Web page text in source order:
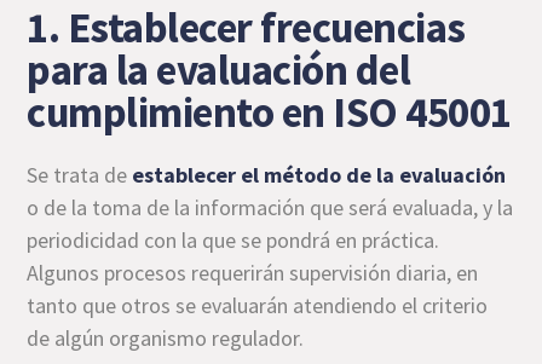
1. Establecer frecuencias
para la evaluación del
cumplimiento en ISO 45001
Se trata de establecer el método de la evaluación
o de la toma de la información que será evaluada, y la
periodicidad con la que se pondrá en práctica.
Algunos procesos requerirán supervisión diaria, en
tanto que otros se evaluarán atendiendo el criterio
de algún organismo regulador.